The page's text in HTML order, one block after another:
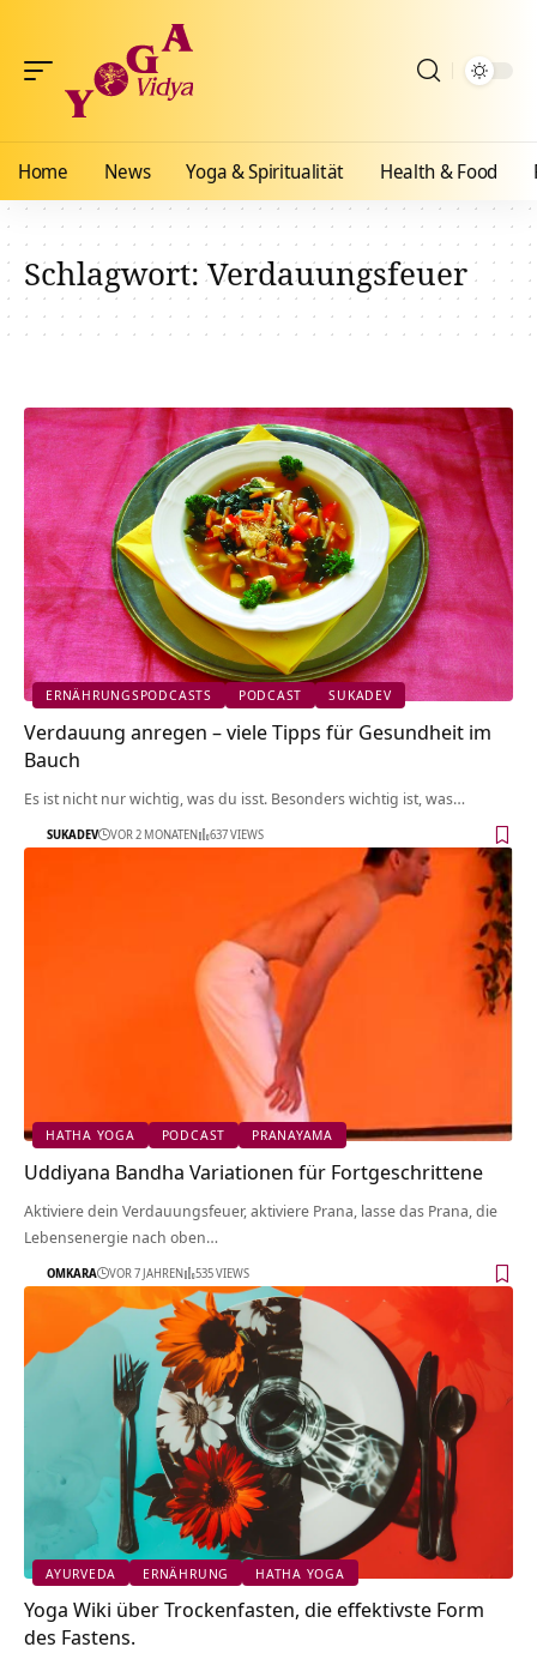
Home News Yoga & Spiritualität Health & Food
Schlagwort:Verdauungsfeuer
ERNÄHRUNGSPODCASTS PODCAST SUKADEV
Verdauung anregen – viele Tipps für Gesundheit im
Bauch
Es ist nicht nur wichtig, was du isst. Besonders wichtig ist, was…
SUKADEV VOR 2 MONATEN 637 VIEWS
HATHA YOGA PODCAST PRANAYAMA
Uddiyana Bandha Variationen für Fortgeschrittene
Aktiviere dein Verdauungsfeuer, aktiviere Prana, lasse das Prana, die
Lebensenergie nach oben…
OMKARA VOR 7 JAHREN 535 VIEWS
AYURVEDA ERNÄHRUNG HATHA YOGA
Yoga Wiki über Trockenfasten, die effektivste Form
des Fastens.